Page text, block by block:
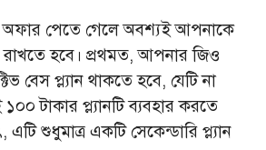
অফার পেতে গেলে অবশ্যই আপনাকে
রাখতে হবে। প্রথমত, আপনার জিও
বেস প্ল্যান থাকতে হবে, যেটি না
টাকার প্ল্যানটি ব্যবহার করতে
এটি শুধুমাত্র একটি সেকেন্ডারি প্ল্যান